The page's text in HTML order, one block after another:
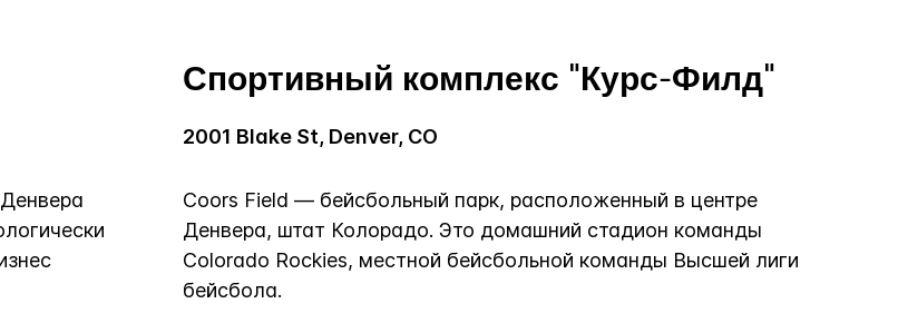
Спортивный комплекс "Курс-Филд"
2001 Blake St, Denver, CO
Coors Field — бейсбольный парк, расположенный в центре
Денвера, штат Колорадо. Это домашний стадион команды
Colorado Rockies, местной бейсбольной команды Высшей лиги
бейсбола.